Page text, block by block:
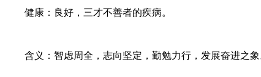
健康：良好，三才不善者的疾病。
含义：智虑周全，志向坚定，勤勉力行，发展奋进之象